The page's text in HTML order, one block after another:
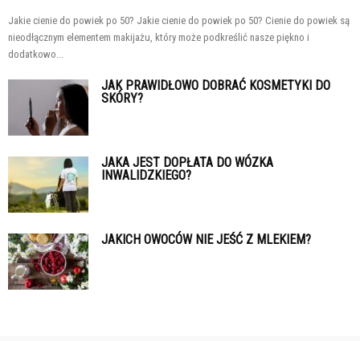
Jakie cienie do powiek po 50? Jakie cienie do powiek po 50? Cienie do powiek są
nieodłącznym elementem makijażu, który może podkreślić nasze piękno i
dodatkowo...
JAK PRAWIDŁOWO DOBRAĆ KOSMETYKI DO
SKÓRY?
JAKA JEST DOPŁATA DO WÓZKA
INWALIDZKIEGO?
JAKICH OWOCÓW NIE JEŚĆ Z MLEKIEM?